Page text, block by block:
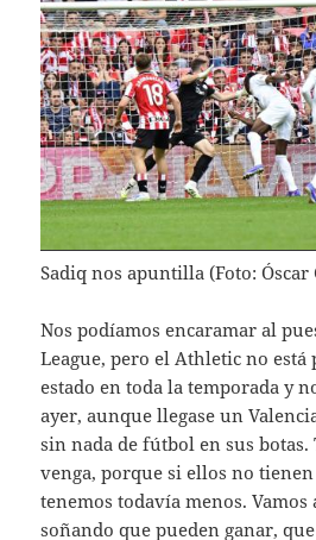
Sadiq nos apuntilla (Foto: Óscar
Nos podíamos encaramar al
League, pero el Athletic no está
estado en toda la temporada y
ayer, aunque llegase un
sin nada de fútbol en sus botas.
venga, porque si ellos no
tenemos todavía menos. Vamos
soñando que pueden ganar,